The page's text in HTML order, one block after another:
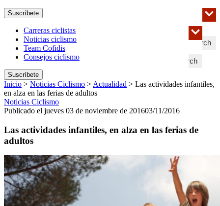
Search
Suscríbete
Search
Carreras ciclistas
Noticias ciclismo
Team Cofidis
Consejos ciclismo
Suscríbete
Inicio > Noticias Ciclismo > Actualidad > Las actividades infantiles,
en alza en las ferias de adultos
Noticias Ciclismo
Publicado el jueves 03 de noviembre de 201603/11/2016
Las actividades infantiles, en alza en las ferias de
adultos